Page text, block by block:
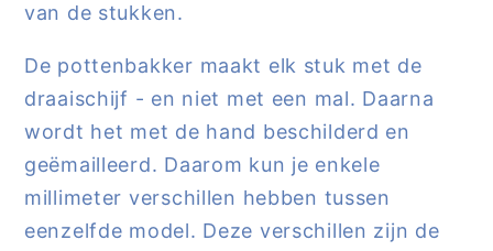
van de stukken.
De pottenbakker maakt elk stuk met de
draaischijf - en niet met een mal. Daarna
wordt het met de hand beschilderd en
geëmailleerd. Daarom kun je enkele
millimeter verschillen hebben tussen
eenzelfde model. Deze verschillen zijn de